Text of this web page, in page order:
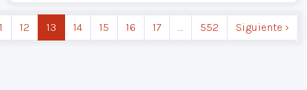
12 13 14 15 16 17 … 552 Siguiente ›